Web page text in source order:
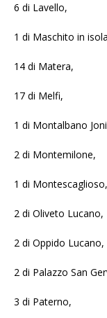
6 di Lavello,
1 di Maschito in
14 di Matera,
17 di Melfi,
1 di Montalbano
2 di Montemilone,
1 di Montescaglioso,
2 di Oliveto Lucano,
2 di Oppido Lucano,
2 di Palazzo San
3 di Paterno,